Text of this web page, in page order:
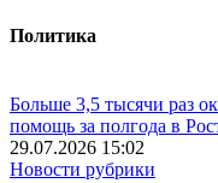
Политика
Больше 3,5 тысячи раз
помощь за полгода в
29.07.2026 15:02
Новости рубрики